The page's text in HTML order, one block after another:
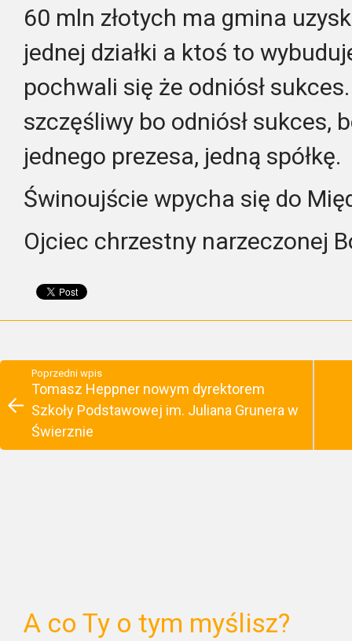
60 mln złotych ma gmina
jednej działki a ktoś to
pochwali się że odniósł
szczęśliwy bo odniósł sukces,
jednego prezesa, jedną spółkę.
Świnoujście wpycha się do
Ojciec chrzestny narzeczonej
Poprzedni wpis
Tomasz Heppner nowym dyrektorem
Szkoły Podstawowej im. Juliana Grunera w
Świerznie
A co Ty o tym myślisz?